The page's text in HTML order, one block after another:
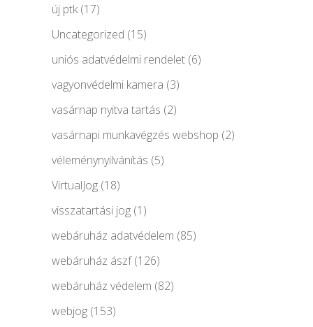
új ptk(17)
Uncategorized (15)
uniós adatvédelmi rendelet (6)
vagyonvédelmi kamera (3)
vasárnap nyitva tartás (2)
vasárnapi munkavégzés webshop (2)
véleménynyilvánítás (5)
VirtualJog (18)
visszatartási jog (1)
webáruház adatvédelem (85)
webáruház ászf(126)
webáruház védelem (82)
webjog (153)